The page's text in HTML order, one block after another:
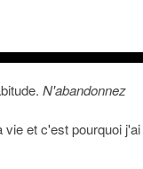
N'abandonnez
et c'est pourquoi j'ai